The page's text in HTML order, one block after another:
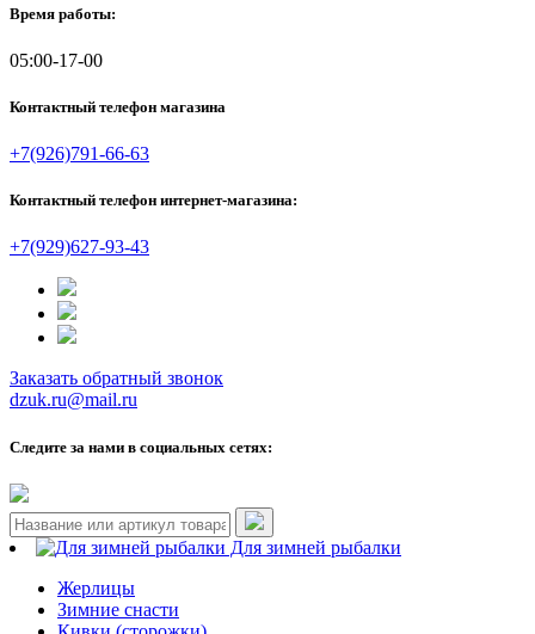
Время работы:
05:00-17-00
Контактный телефон магазина
+7(926)791-66-63
Контактный телефон интернет-магазина:
+7(929)627-93-43
Заказать обратный звонок
dzuk.ru@mail.ru
Следите за нами в социальных сетях:
Для зимней рыбалки
Жерлицы
Зимние снасти